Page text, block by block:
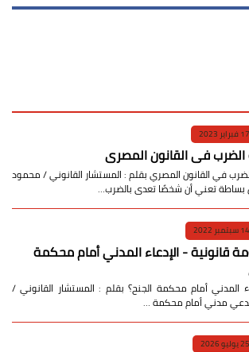
17 فبراير 2023
في القانون المصري
في القانون المصري بقلم : المستشار القانوني / محمود
بساطة تعني أن شخصًا تعدى بالضرب…
14 سبتمبر 2022
قانونية - الإدعاء المدني أمام محكمة
المدني أمام محكمة الجنح؟ بقلم : المستشار القانوني /
مدني أمام محكمة …
25 يوليو 2026